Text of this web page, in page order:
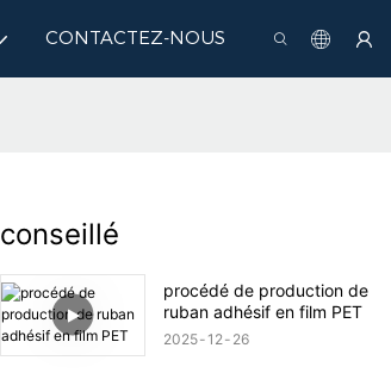
CONTACTEZ-NOUS
conseillé
procédé de production de
ruban adhésif en film PET
2025 12 26